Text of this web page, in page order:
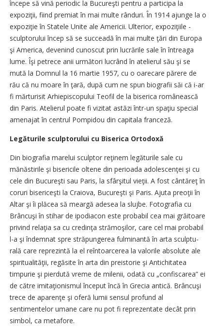
începe să vină periodic la Bucureşti pentru a participa la
expoziţii, fiind premiat în mai multe rânduri. În 1914 ajun­ge la o
expoziţie în Statele Unite ­ale Americii. Ulterior, expoziţiile ­
sculptorului încep să se succeadă în mai multe ţări din Europa
şi America, devenind cunoscut prin lucrările sale în întreaga
lume. Îşi petrece anii următori lucrând în atelierul său şi se
mută la Domnul la 16 martie 1957, cu o oarecare părere de
rău că nu moare în ţară, după cum ne spun biografii săi că i-ar
fi mărturisit Arhiepiscopului Teofil de la biserica românească
din Paris. Atelierul poate fi vizitat astăzi într-un spaţiu special
amenajat în centrul Pompidou din capitala franceză.
Legăturile sculptorului cu Biserica Ortodoxă
Din biografia marelui sculptor reţinem legăturile sale cu
mănăstirile şi bisericile oltene din perioada adolescenţei şi cu
cele din Bucureşti sau Paris, la sfârşitul vieţii. A fost cântăreţ în
coruri bisericeşti la Craiova, Bucureşti şi Paris. Ajuta preoţii în
Altar şi îi plăcea să meargă adesea la slujbe. Fotografia cu
Brâncuşi în stihar de ipodiacon este probabil cea mai grăitoare
privind relaţia sa cu ­credinţa strămoşilor, care cel mai probabil
l-a şi îndemnat spre străpungerea fulminantă în arta sculptu­
rală care reprezintă la el reîntoarcerea la valorile absolute ale
spiritualităţii, regăsite în arta din preistorie şi Antichitatea
timpurie şi pierdută vreme de milenii, odată cu „confiscarea” ei
de către imitaţionismul început încă în Grecia antică. Brâncuşi
trece de aparenţe şi oferă lumii sensul profund al
sentimentelor umane care nu pot fi reprezentate decât prin
simbol, ca metafore.